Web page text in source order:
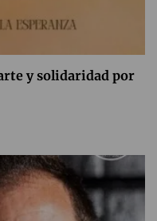
y solidaridad por